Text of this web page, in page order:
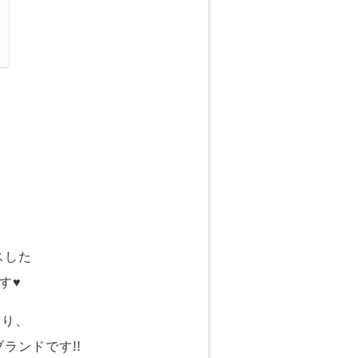
た
♥
、
ランドです!!